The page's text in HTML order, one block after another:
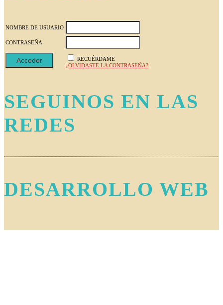
NOMBRE DE USUARIO
CONTRASEÑA
RECUÉRDAME
¿OLVIDASTE LA CONTRASEÑA?
SEGUINOS EN LAS
REDES
DESARROLLO WEB